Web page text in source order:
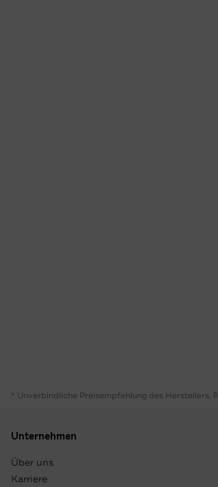
* Unverbindliche Preisempfehlung des Herstellers.
Unternehmen
Über uns
Karriere